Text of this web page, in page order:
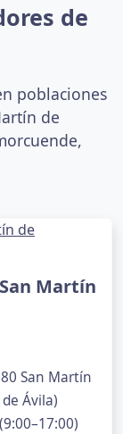
de
poblaciones
de
Martín
San Martín
Ávila)